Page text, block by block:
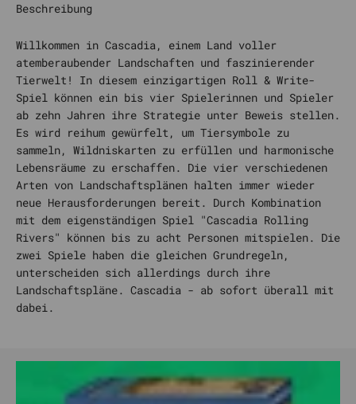
Beschreibung
Willkommen in Cascadia, einem Land voller
atemberaubender Landschaften und faszinierender
Tierwelt! In diesem einzigartigen Roll & Write-
Spiel können ein bis vier Spielerinnen und Spieler
ab zehn Jahren ihre Strategie unter Beweis stellen.
Es wird reihum gewürfelt, um Tiersymbole zu
sammeln, Wildniskarten zu erfüllen und harmonische
Lebensräume zu erschaffen. Die vier verschiedenen
Arten von Landschaftsplänen halten immer wieder
neue Herausforderungen bereit. Durch Kombination
mit dem eigenständigen Spiel "Cascadia Rolling
Rivers" können bis zu acht Personen mitspielen. Die
zwei Spiele haben die gleichen Grundregeln,
unterscheiden sich allerdings durch ihre
Landschaftspläne. Cascadia - ab sofort überall mit
dabei.